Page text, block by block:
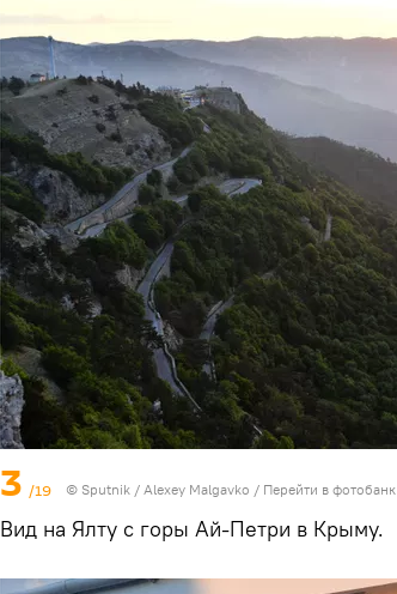
3 /19 © Sputnik / Alexey Malgavko / Перейти в фотобанк
Вид на Ялту с горы Ай-Петри в Крыму.